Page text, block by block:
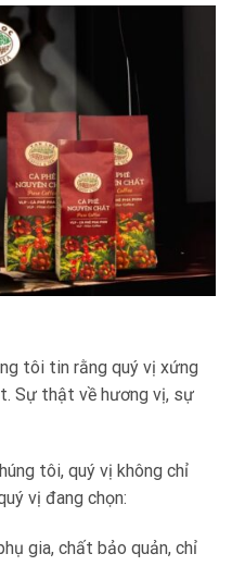
tôi tin rằng quý vị xứng
Sự thật về hương vị, sự
tôi, quý vị không chỉ
vị đang chọn:
gia, chất bảo quản, chỉ